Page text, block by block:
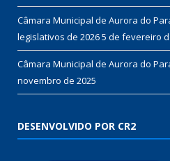
Câmara Municipal de Aurora do
legislativos de 20265 de fevereiro
Câmara Municipal de Aurora do
novembro de 2025
DESENVOLVIDO POR CR2